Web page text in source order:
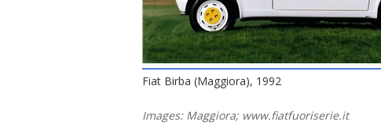
Fiat Birba (Maggiora), 1992
Images: Maggiora; www.fiatfuoriserie.it